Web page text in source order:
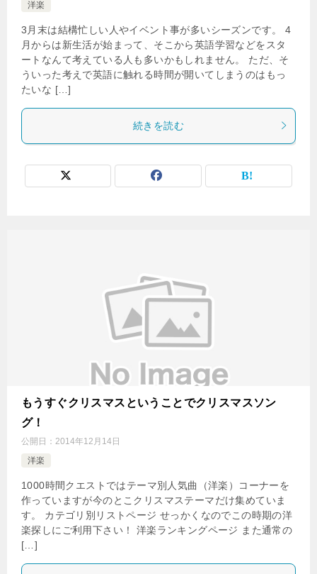
洋楽
3月末は結構忙しい人やイベント事が多いシーズンです。 4
月からは新生活が始まって、そこから英語学習などをスタ
ートなんて考えている人も多いかもしれません。 ただ、そ
ういった考えで英語に触れる時間が開いてしまうのはもっ
たいな […]
続きを読む
もうすぐクリスマスということでクリスマスソン
グ！
公開日： 2014年12月14日
洋楽
1000時間クエストではテーマ別人気曲（洋楽）コーナーを
作っていますが今のとこクリスマステーマだけ集めていま
す。 カテゴリ別リストページ せっかくなのでこの時期の洋
楽探しにご利用下さい！ 洋楽ランキングページ また通常の
[…]